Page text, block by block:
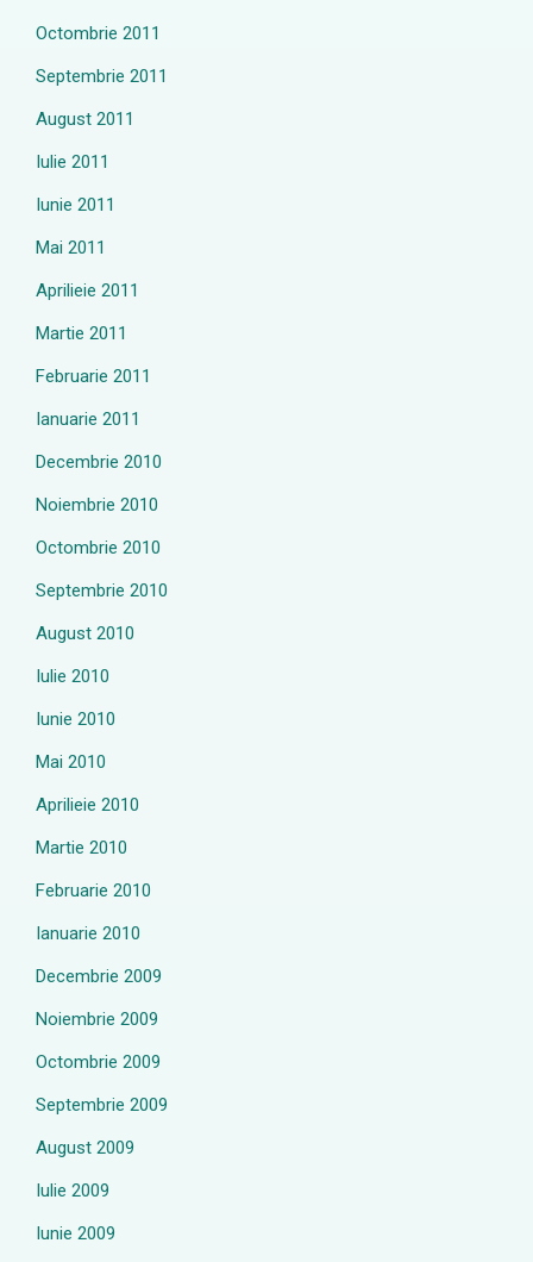
Octombrie 2011
Septembrie 2011
August 2011
Iulie 2011
Iunie 2011
Mai 2011
Aprilieie 2011
Martie 2011
Februarie 2011
Ianuarie 2011
Decembrie 2010
Noiembrie 2010
Octombrie 2010
Septembrie 2010
August 2010
Iulie 2010
Iunie 2010
Mai 2010
Aprilieie 2010
Martie 2010
Februarie 2010
Ianuarie 2010
Decembrie 2009
Noiembrie 2009
Octombrie 2009
Septembrie 2009
August 2009
Iulie 2009
Iunie 2009